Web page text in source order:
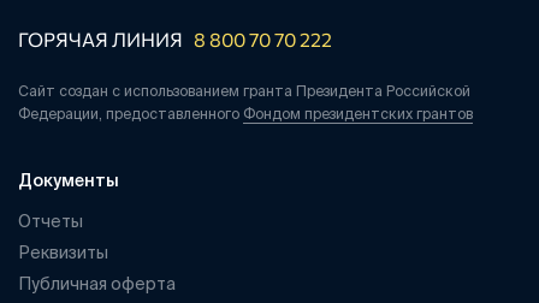
ГОРЯЧАЯ ЛИНИЯ 8 800 70 70 222
Сайт создан с использованием гранта Президента Российской
Федерации, предоставленного Фондом президентских грантов
Документы
Отчеты
Реквизиты
Публичная оферта